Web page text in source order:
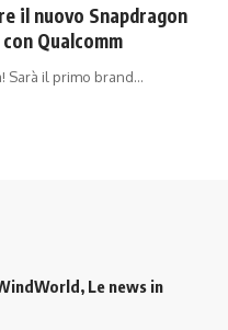
il nuovo Snapdragon
Qualcomm
Sarà il primo brand…
Le news in